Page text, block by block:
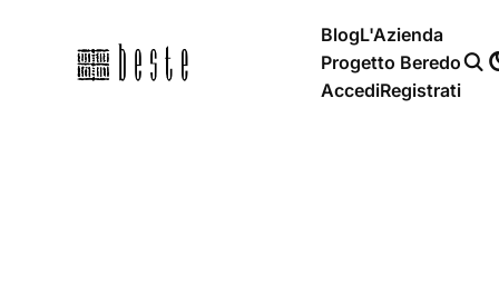
BlogL'Azienda
Progetto Beredo
AccediRegistrati